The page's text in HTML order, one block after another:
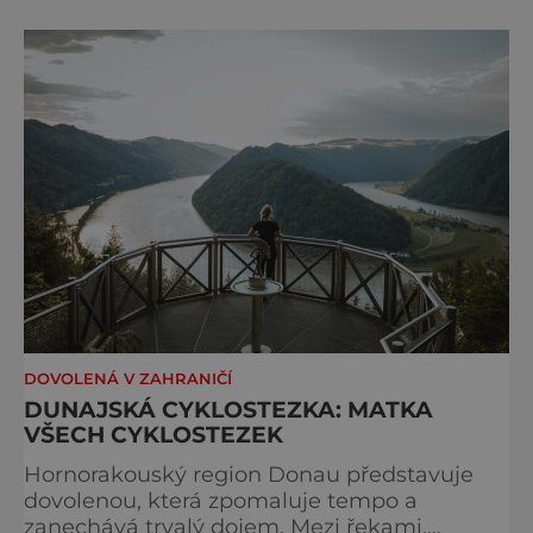
považován za jednu z nejkrásnějších
vysokohorských tras na světě. Přestože
samotná ferrata nepatří mezi techn
DOVOLENÁ V ZAHRANIČÍ
DUNAJSKÁ CYKLOSTEZKA: MATKA
VŠECH CYKLOSTEZEK
Hornorakouský region Donau představuje
dovolenou, která zpomaluje tempo a
zanechává trvalý dojem. Mezi řekami,